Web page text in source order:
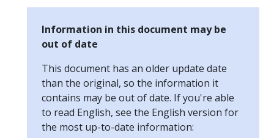
Information in this document may be
out of date
This document has an older update date
than the original, so the information it
contains may be out of date. If you're able
to read English, see the English version for
the most up-to-date information: